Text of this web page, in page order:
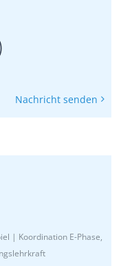
Nachricht senden
| Koordination E-Phase,